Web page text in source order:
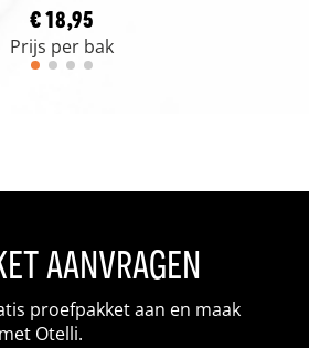
€ 18,95
Prijs per bak
aanvragen
proefpakket aan en maak
Otelli.